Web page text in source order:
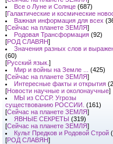
Все о Луне и Солнце (687)
[Галактические и космические
Важная информация для всех
[Сейчас на планете ЗЕМЛЯ]
Родовая Трансформация (92)
[РОД СЛАВЯН]
Значения разных слов и
(60)
[Русский язык. ]
Мир и войны на Земле ...
(425)
[Сейчас на планете ЗЕМЛЯ]
Интересные факты и открытия
[Новости научные и околонаучные]
МЫ из СССР. Угрозы
существованию РОССИИ. (161)
[Сейчас на планете ЗЕМЛЯ]
ЯВНЫЕ СЕКРЕТЫ (319)
[Сейчас на планете ЗЕМЛЯ]
Культ Предков и Родовой Строй
[РОД СЛАВЯН]